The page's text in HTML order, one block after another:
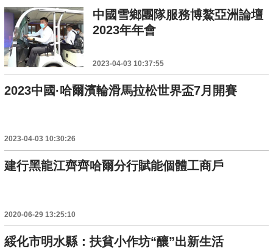
中國雪鄉團隊服務博鰲亞洲論壇
2023年年會
2023-04-03 10:37:55
2023中國·哈爾濱輪滑馬拉松世界盃7月開賽
2023-04-03 10:30:26
建行黑龍江齊齊哈爾分行賦能個體工商戶
2020-06-29 13:25:10
綏化市明水縣：扶貧小作坊“釀”出新生活